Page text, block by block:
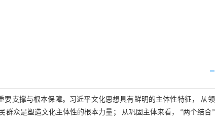
支撑与根本保障。习近平文化思想具有鲜明的主体性特征， 从领
众是塑造文化主体性的根本力量； 从巩固主体来看， “两个结合”